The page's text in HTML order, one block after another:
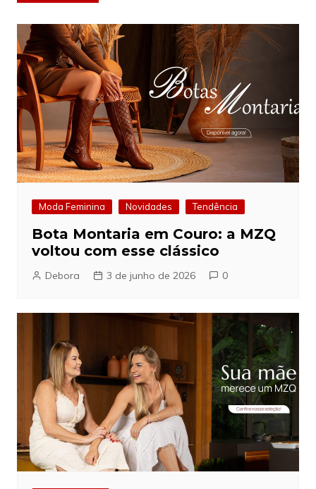
Post
Moda Feminina Novidades Tendência
Bota Montaria em Couro: a MZQ
voltou com esse clássico
Debora 3 de junho de 2026 0